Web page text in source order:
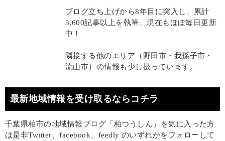
ブログ立ち上げから8年目に突入し、累計
3,600記事以上を執筆、現在もほぼ毎日更新
中！
隣接する他のエリア（野田市・我孫子市・
流山市）の情報も少し扱っています。
最新地域情報を受け取るならコチラ
千葉県柏市の地域情報ブログ「柏つうしん」を気に入った方
は是非Twitter、facebook、feedly のいずれかをフォローして